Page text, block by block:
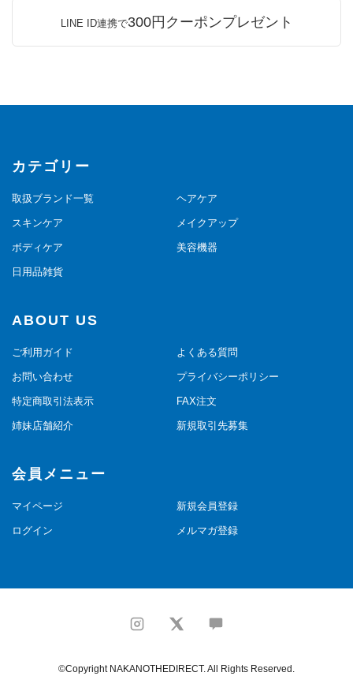
LINE ID連携で300円クーポンプレゼント
カテゴリー
取扱ブランド一覧 ヘアケア
スキンケア メイクアップ
ボディケア 美容機器
日用品雑貨
ABOUT US
ご利用ガイド よくある質問
お問い合わせ プライバシーポリシー
特定商取引法表示 FAX注文
姉妹店舗紹介 新規取引先募集
会員メニュー
マイページ 新規会員登録
ログイン メルマガ登録
©Copyright NAKANOTHEDIRECT. All Rights Reserved.